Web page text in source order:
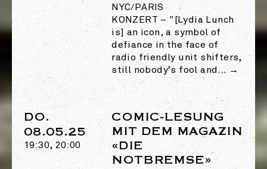
NYC/PARIS
KONZERT – "[Lydia Lunch
is] an icon, a symbol of
defiance in the face of
radio friendly unit shifters,
still nobody’s fool and… →
DO.
08.05.25
19:30, 20:00
COMIC-LESUNG
MIT DEM MAGAZIN
«DIE
NOTBREMSE»